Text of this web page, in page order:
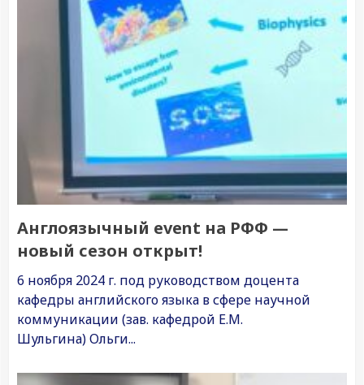
Англоязычный event на РФФ —
новый сезон открыт!
6 ноября 2024 г. под руководством доцента
кафедры английского языка в сфере научной
коммуникации (зав. кафедрой Е.М.
Шульгина) Ольги...